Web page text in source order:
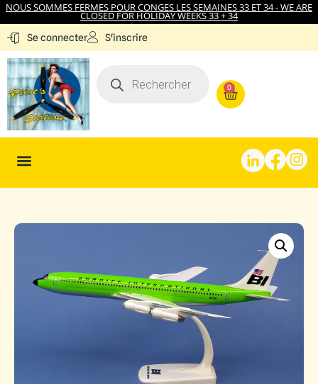
NOUS SOMMES FERMES POUR CONGES LES SEMAINES 33 ET 34 - WE ARE
CLOSED FOR HOLIDAY WEEKS 33 + 34
Se connecter S'inscrire
0